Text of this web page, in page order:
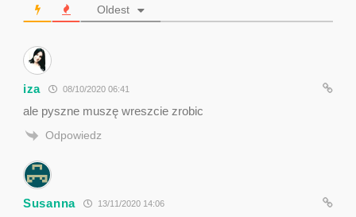
Oldest
iza 08/10/2020 06:41
ale pyszne muszę wreszcie zrobic
Odpowiedz
Susanna 13/11/2020 14:06